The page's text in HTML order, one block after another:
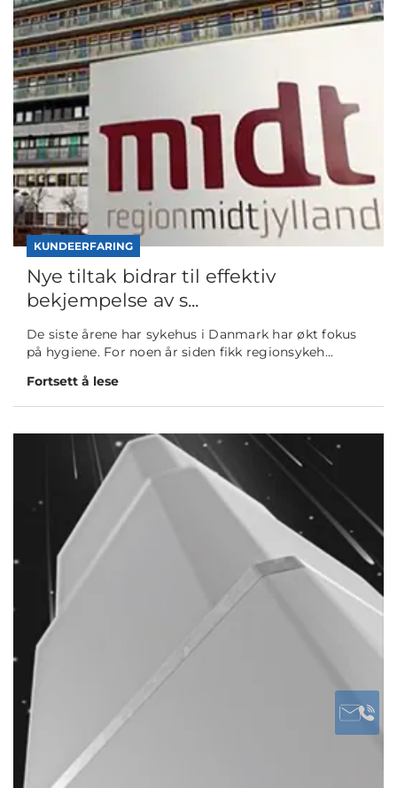
KUNDEERFARING
Nye tiltak bidrar til effektiv
bekjempelse av s...
De siste årene har sykehus i Danmark har økt fokus
på hygiene. For noen år siden fikk regionsykeh...
Fortsett å lese